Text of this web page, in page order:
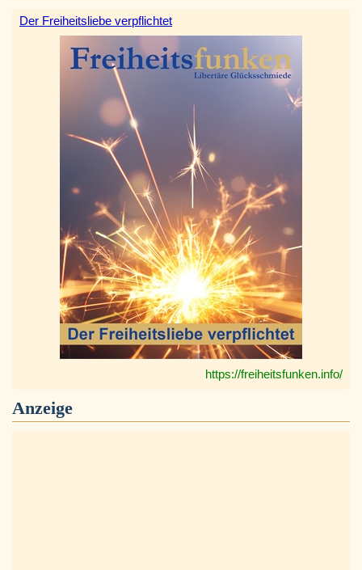
Der Freiheitsliebe verpflichtet
https://freiheitsfunken.info/
Anzeige